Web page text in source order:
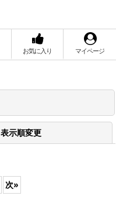
お気に入り マイページ
表示順変更
次»